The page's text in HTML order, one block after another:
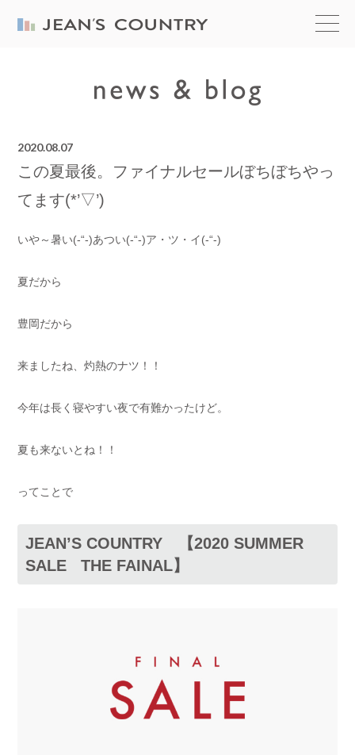
2020.08.07
この夏最後。ファイナルセールぼちぼちやっ
てます(*’▽’)
いや～暑い(-“-)あつい(-“-)ア・ツ・イ(-“-)
夏だから
豊岡だから
来ましたね、灼熱のナツ！！
今年は長く寝やすい夜で有難かったけど。
夏も来ないとね！！
ってことで
JEAN’S COUNTRY 【2020 SUMMER
SALE THE FAINAL】